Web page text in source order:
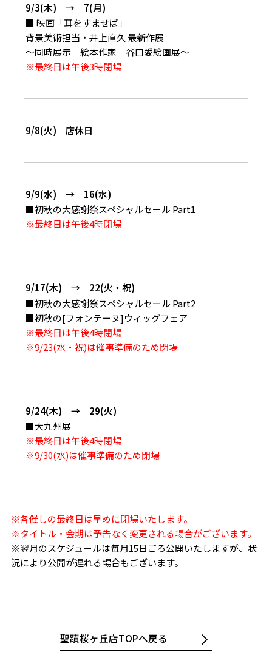
9/3(木) → 7(月)
■ 映画「耳をすませば」
背景美術担当・井上直久 最新作展
～同時展示 絵本作家 谷口愛絵画展～
※最終日は午後3時閉場
9/8(火) 店休日
9/9(水) → 16(水)
■初秋の大感謝祭スペシャルセール Part1
※最終日は午後4時閉場
9/17(木) → 22(火・祝)
■初秋の大感謝祭スペシャルセール Part2
■初秋の[フォンテーヌ]ウィッグフェア
※最終日は午後4時閉場
※9/23(水・祝)は催事準備のため閉場
9/24(木) → 29(火)
■大九州展
※最終日は午後4時閉場
※9/30(水)は催事準備のため閉場
※各催しの最終日は早めに閉場いたします。
※タイトル・会期は予告なく変更される場合がございます。
※翌月のスケジュールは毎月15日ごろ公開いたしますが、状
況により公開が遅れる場合もございます。
聖蹟桜ヶ丘店TOPへ戻る